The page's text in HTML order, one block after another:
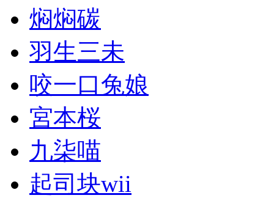
焖焖碳
羽生三未
咬一口兔娘
宮本桜
九柒喵
起司块wii